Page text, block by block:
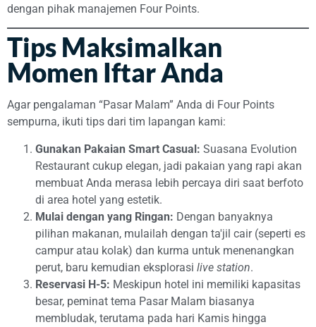
dengan pihak manajemen Four Points.
Tips Maksimalkan
Momen Iftar Anda
Agar pengalaman “Pasar Malam” Anda di Four Points
sempurna, ikuti tips dari tim lapangan kami:
Gunakan Pakaian Smart Casual: Suasana Evolution
Restaurant cukup elegan, jadi pakaian yang rapi akan
membuat Anda merasa lebih percaya diri saat berfoto
di area hotel yang estetik.
Mulai dengan yang Ringan: Dengan banyaknya
pilihan makanan, mulailah dengan ta'jil cair (seperti es
campur atau kolak) dan kurma untuk menenangkan
perut, baru kemudian eksplorasi live station.
Reservasi H-5: Meskipun hotel ini memiliki kapasitas
besar, peminat tema Pasar Malam biasanya
membludak, terutama pada hari Kamis hingga